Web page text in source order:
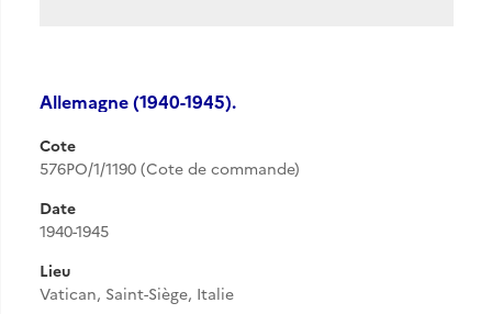
Allemagne (1940-1945).
Cote
576PO/1/1190 (Cote de commande)
Date
1940-1945
Lieu
Vatican, Saint-Siège, Italie